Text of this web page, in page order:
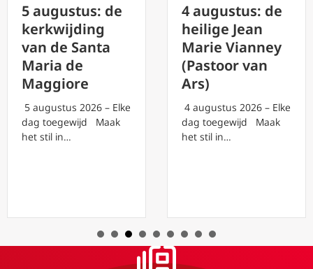
5 augustus: de
kerkwijding
van de Santa
Maria de
Maggiore
5 augustus 2026 – Elke
dag toegewijd Maak
het stil in…
4 augustus: de
heilige Jean
Marie Vianney
(Pastoor van
Ars)
4 augustus 2026 – Elke
dag toegewijd Maak
het stil in…